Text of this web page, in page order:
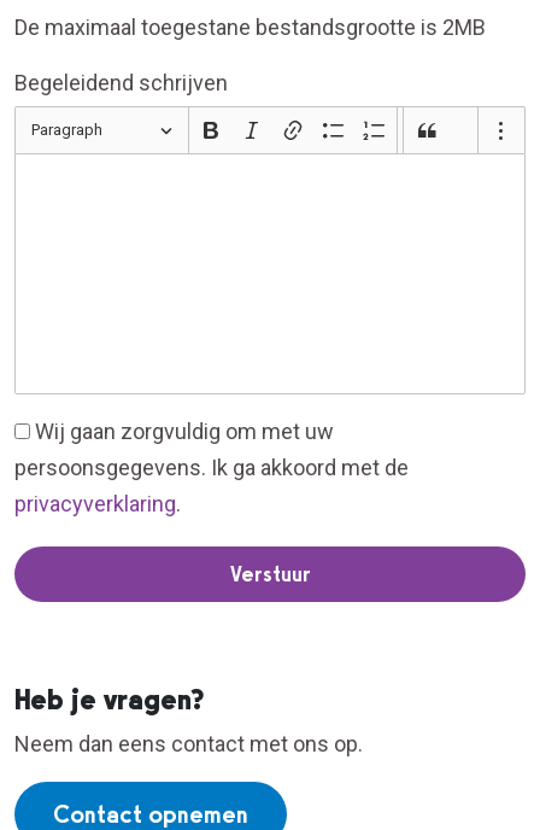
De maximaal toegestane bestandsgrootte is 2MB
Begeleidend schrijven
Paragraph
Wij gaan zorgvuldig om met uw
persoonsgegevens. Ik ga akkoord met de
privacyverklaring.
Verstuur
Heb je vragen?
Neem dan eens contact met ons op.
Contact opnemen